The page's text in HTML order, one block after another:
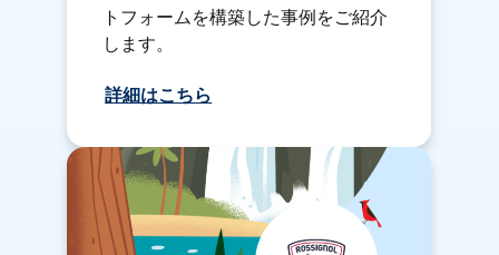
トフォームを構築した事例をご紹介
します。
詳細はこちら